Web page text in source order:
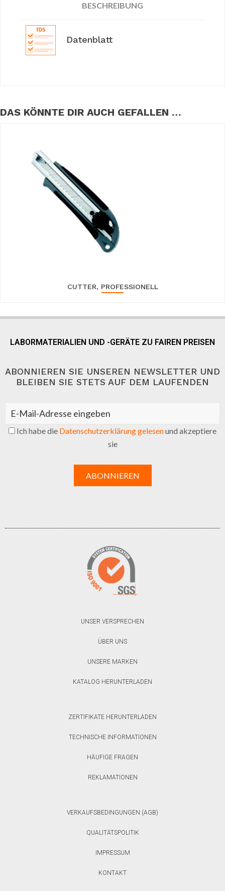
BESCHREIBUNG
Datenblatt
DAS KÖNNTE DIR AUCH GEFALLEN …
CUTTER, PROFESSIONELL
LABORMATERIALIEN UND -GERÄTE ZU FAIREN PREISEN
ABONNIEREN SIE UNSEREN NEWSLETTER UND
BLEIBEN SIE STETS AUF DEM LAUFENDEN
Ich habe die Datenschutzerklärung gelesenund akzeptiere
sie
UNSER VERSPRECHEN
ÜBER UNS
UNSERE MARKEN
KATALOG HERUNTERLADEN
ZERTIFIKATE HERUNTERLADEN
TECHNISCHE INFORMATIONEN
HÄUFIGE FRAGEN
REKLAMATIONEN
VERKAUFSBEDINGUNGEN (AGB)
QUALITÄTSPOLITIK
IMPRESSUM
KONTAKT